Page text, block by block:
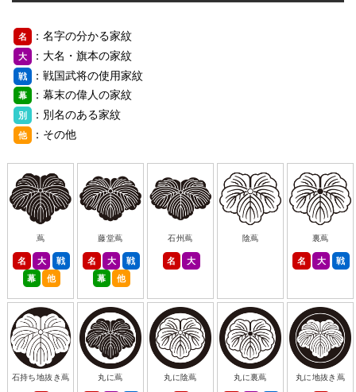
名 ：名字の分かる家紋
大 ：大名・旗本の家紋
戦 ：戦国武将の使用家紋
幕 ：幕末の偉人の家紋
別 ：別名のある家紋
他 ：その他
蔦
名 大
戦
幕
他
藤堂蔦
名 大
戦
幕
他
石州蔦
名 大
陰蔦 裏蔦
名 大 戦
石持ち地抜き蔦 丸に蔦 丸に陰蔦 丸に裏蔦 丸に地抜き蔦